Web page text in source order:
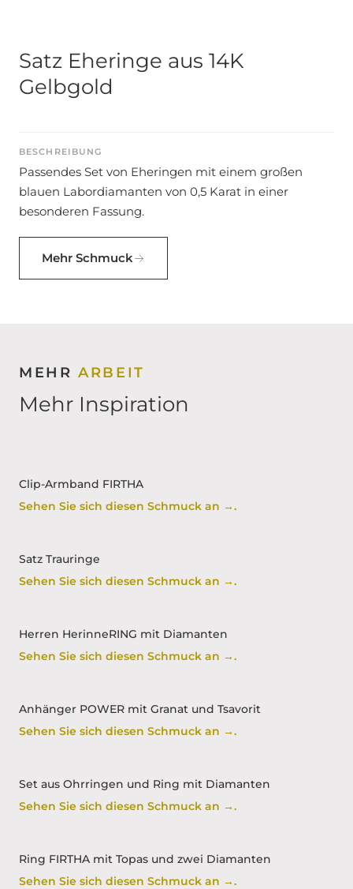
Satz Eheringe aus 14K
Gelbgold
BESCHREIBUNG
Passendes Set von Eheringen mit einem großen
blauen Labordiamanten von 0,5 Karat in einer
besonderen Fassung.
Mehr Schmuck
MEHRARBEIT
Mehr Inspiration
Clip-Armband FIRTHA
Sehen Sie sich diesen Schmuck an →.
Satz Trauringe
Sehen Sie sich diesen Schmuck an →.
Herren HerinneRING mit Diamanten
Sehen Sie sich diesen Schmuck an →.
Anhänger POWER mit Granat und Tsavorit
Sehen Sie sich diesen Schmuck an →.
Set aus Ohrringen und Ring mit Diamanten
Sehen Sie sich diesen Schmuck an →.
Ring FIRTHA mit Topas und zwei Diamanten
Sehen Sie sich diesen Schmuck an →.